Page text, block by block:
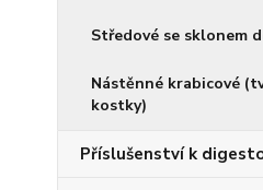
Středové se sklonem
Nástěnné krabicové
kostky)
Příslušenství k